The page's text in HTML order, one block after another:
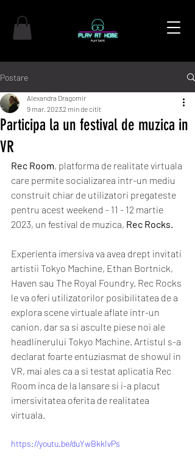
Postare
Participa la un festival de muzica in
VR
Alexandra Dragomir
9 mar. 20232 min de citit
Rec Room, platforma de realitate virtuala
care permite socializarea intr-un mediu
construit chiar de utilizatori pregateste
pentru acest weekend - 11 - 12 martie
2023, un festival de muzica, Rec Rocks.
Experienta imersiva va avea drept invitati
artistii Tokyo Machine, Ethan Bortnick,
Haven sau The Royal Foundry. Rec Rocks
le va oferi utilizatorilor posibilitatea de a
explora scene virtuale aflate intr-un
canion, dar sa si asculte piese noi ale
headlinerului Tokyo Machine. Artistul s-a
declarat foarte entuziasmat de showul in
VR, mai ales ca a si testat aplicatia Rec
Room inca de la lansare si i-a placut
imersivitatea oferita de realitatea
virtuala.
https://youtu.be/duYwBkkIvPs